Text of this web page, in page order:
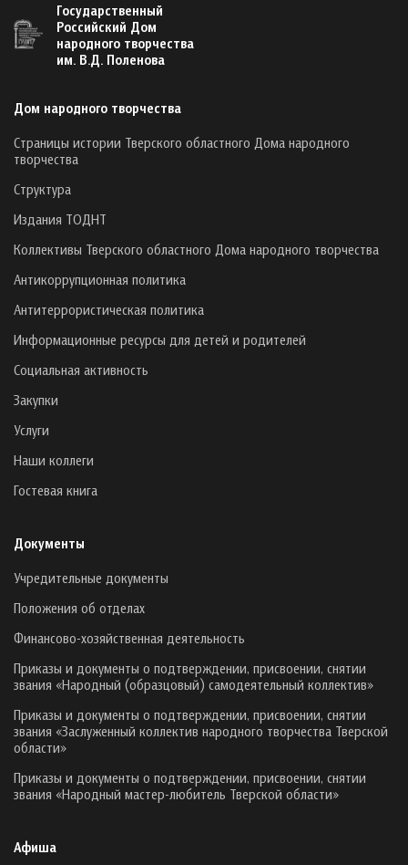
Государственный
Российский Дом
народного творчества
им. В.Д. Поленова
Дом народного творчества
Страницы истории Тверского областного Дома народного
творчества
Структура
Издания ТОДНТ
Коллективы Тверского областного Дома народного творчества
Антикоррупционная политика
Антитеррористическая политика
Информационные ресурсы для детей и родителей
Социальная активность
Закупки
Услуги
Наши коллеги
Гостевая книга
Документы
Учредительные документы
Положения об отделах
Финансово-хозяйственная деятельность
Приказы и документы о подтверждении, присвоении, снятии
звания «Народный (образцовый) самодеятельный коллектив»
Приказы и документы о подтверждении, присвоении, снятии
звания «Заслуженный коллектив народного творчества Тверской
области»
Приказы и документы о подтверждении, присвоении, снятии
звания «Народный мастер-любитель Тверской области»
Афиша